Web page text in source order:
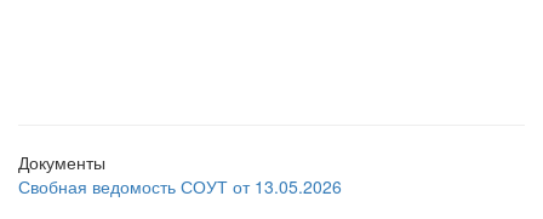
Документы
Свобная ведомость СОУТ от 13.05.2026